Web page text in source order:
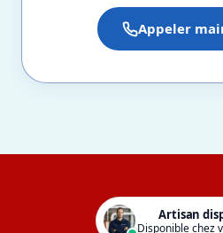
Appeler
Artisan
Disponible chez